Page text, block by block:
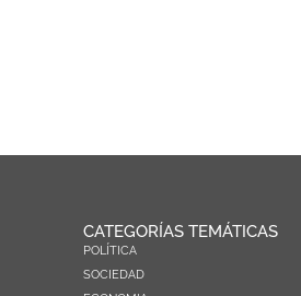
CATEGORÍAS TEMÁTICAS
POLÍTICA
SOCIEDAD